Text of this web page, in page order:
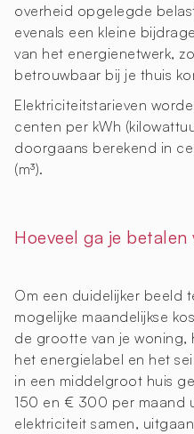
overheid opgelegde
evenals een kleine
van het energienetwerk,
betrouwbaar bij je thuis
Elektriciteitstarieven
centen per kWh
doorgaans berekend in
(m³).
Hoeveel ga je betalen
Om een duidelijker beeld
mogelijke maandelijkse
de grootte van je woning,
het energielabel en het
in een middelgroot huis
150 en € 300 per maand
elektriciteit samen,